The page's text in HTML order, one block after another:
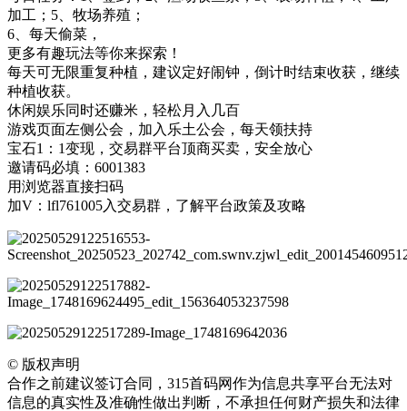
加工；5、牧场养殖；
6、每天偷菜，
更多有趣玩法等你来探索！
每天可无限重复种植，建议定好闹钟，倒计时结束收获，继续
种植收获。
休闲娱乐同时还赚米，轻松月入几百
游戏页面左侧公会，加入乐土公会，每天领扶持
宝石1：1变现，交易群平台顶商买卖，安全放心
邀请码必填：6001383
用浏览器直接扫码
加V：lfl761005入交易群，了解平台政策及攻略
© 版权声明
合作之前建议签订合同，315首码网作为信息共享平台无法对
信息的真实性及准确性做出判断，不承担任何财产损失和法律